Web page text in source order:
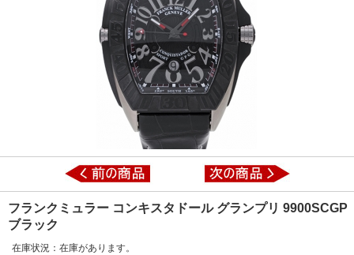
フランクミュラー コンキスタドール グランプリ 9900SCGP
ブラック
在庫状況：在庫があります。